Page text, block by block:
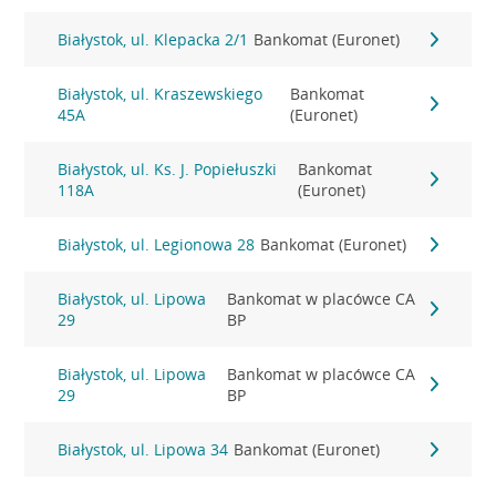
Białystok, ul. Klepacka 2/1 Bankomat (Euronet)
Białystok, ul. Kraszewskiego
45A
Bankomat
(Euronet)
Białystok, ul. Ks. J. Popiełuszki
118A
Bankomat
(Euronet)
Białystok, ul. Legionowa 28 Bankomat (Euronet)
Białystok, ul. Lipowa
29
Bankomat w placówce CA
BP
Białystok, ul. Lipowa
29
Bankomat w placówce CA
BP
Białystok, ul. Lipowa 34 Bankomat (Euronet)